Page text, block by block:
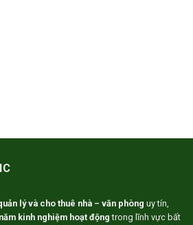
lý và cho thuê nhà – văn phòng uy tín,
kinh nghiệm hoạt động trong lĩnh vực bất